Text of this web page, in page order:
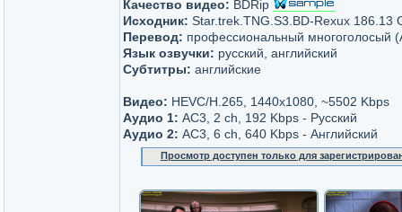
Качество видео: BDRip
Исходник: Star.trek.TNG.S3.BD-Rexux 186.13
Перевод: профессиональный многоголосый
Язык озвучки: русский, английский
Субтитры: английские
Видео: HEVC/H.265, 1440x1080, ~5502 Kbps
Аудио 1: AC3, 2 ch, 192 Kbps - Русский
Аудио 2: AC3, 6 ch, 640 Kbps - Английский
Просмотр доступен только для